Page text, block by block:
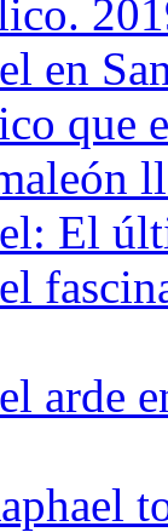
en
que
El
arde